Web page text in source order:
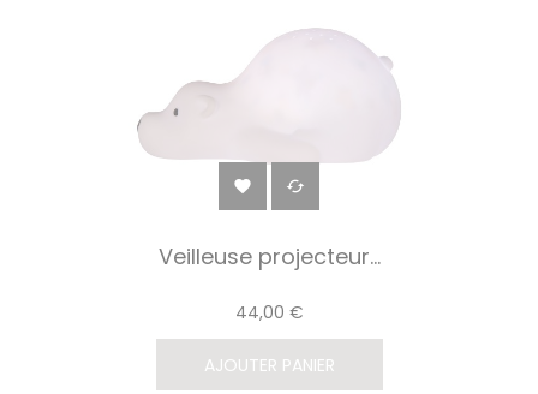
 
Veilleuse projecteur...
44,00 €
AJOUTER PANIER